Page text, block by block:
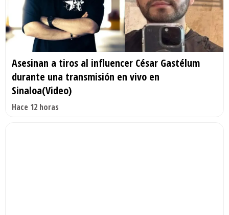
Asesinan a tiros al influencer César Gastélum
durante una transmisión en vivo en
Sinaloa(Video)
Hace 12 horas